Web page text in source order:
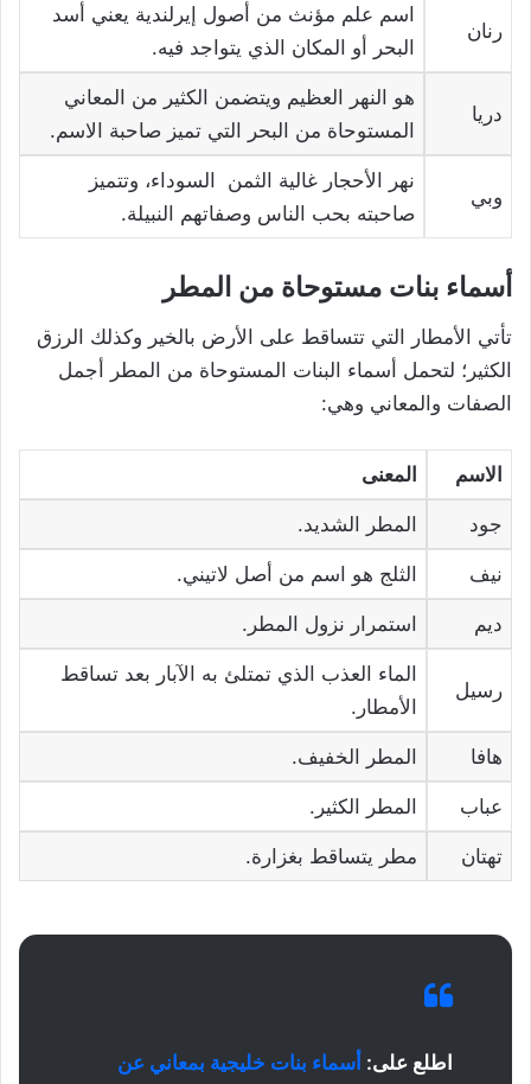
رنان
اسم علم مؤنث من أصول إيرلندية يعني أسد
البحر أو المكان الذي يتواجد فيه.
دريا
هو النهر العظيم ويتضمن الكثير من المعاني
المستوحاة من البحر التي تميز صاحبة الاسم.
وبي
نهر الأحجار غالية الثمن السوداء، وتتميز
صاحبته بحب الناس وصفاتهم النبيلة.
أسماء بنات مستوحاة من المطر
تأتي الأمطار التي تتساقط على الأرض بالخير وكذلك الرزق
الكثير؛ لتحمل أسماء البنات المستوحاة من المطر أجمل
الصفات والمعاني وهي:
الاسم المعنى
جود المطر الشديد.
نيف الثلج هو اسم من أصل لاتيني.
ديم استمرار نزول المطر.
رسيل
الماء العذب الذي تمتلئ به الآبار بعد تساقط
الأمطار.
هافا المطر الخفيف.
عباب المطر الكثير.
تهتان مطر يتساقط بغزارة.
اطلع على: أسماء بنات خليجية بمعاني عن